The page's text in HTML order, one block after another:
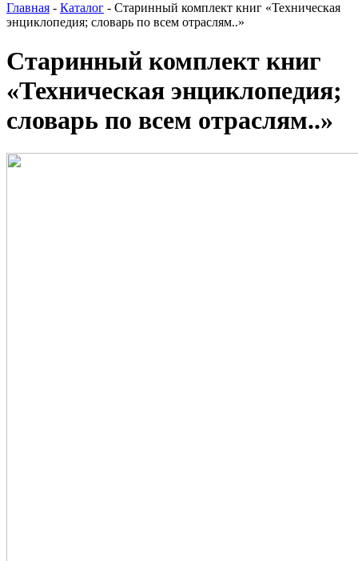
Главная - Каталог - Старинный комплект книг «Техническая
энциклопедия; словарь по всем отраслям..»
Старинный комплект книг
«Техническая энциклопедия;
словарь по всем отраслям..»